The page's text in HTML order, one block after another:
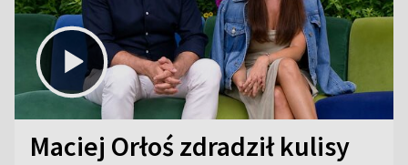
Maciej Orłoś zdradził kulisy